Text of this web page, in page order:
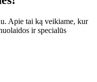
Apie tai ką veikiame, kur
ir specialūs